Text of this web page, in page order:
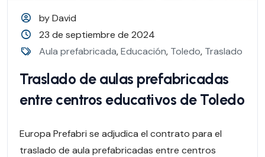
by David
23 de septiembre de 2024
Aula prefabricada,Educación, Toledo, Traslado
Traslado de aulas prefabricadas
entre centros educativos de Toledo
Europa Prefabri se adjudica el contrato para el
traslado de aula prefabricadas entre centros